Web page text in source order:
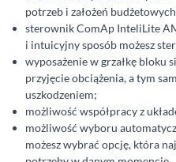
potrzeb i założeń
sterownik ComAp InteliLite
i intuicyjny sposób możesz
wyposażenie w grzałkę bloku
przyjęcie obciążenia, a tym
uszkodzeniem;
możliwość współpracy z
możliwość wyboru
możesz wybrać opcję, która